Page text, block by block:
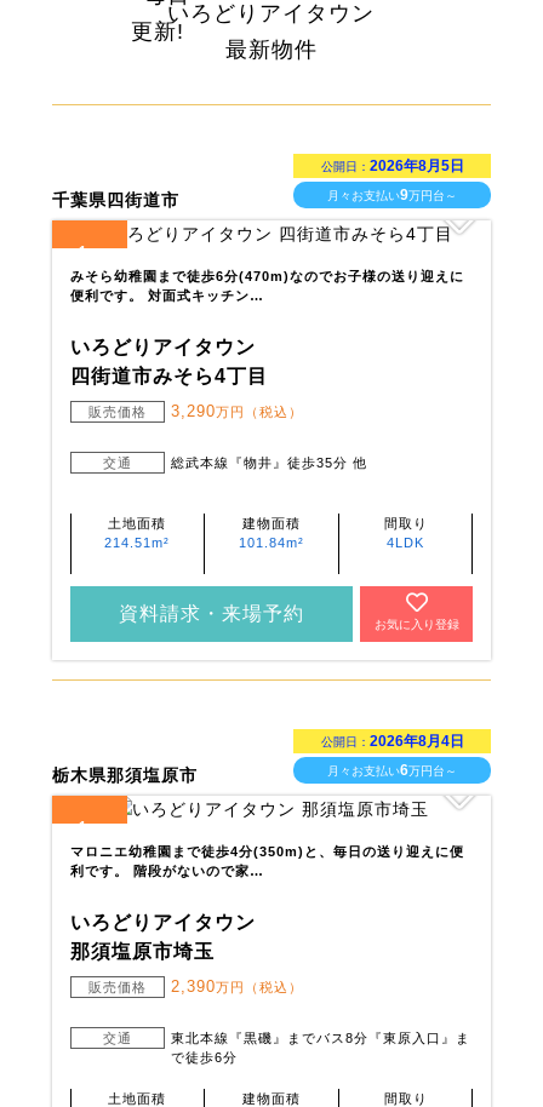
いろどりアイタウン
最新物件
千葉県四街道市
公開日： 2026年8月5日
月々お支払い9万円台～
1
みそら幼稚園まで徒歩6分(470m)なのでお子様の送り迎えに
便利です。 対面式キッチン…
いろどりアイタウン
四街道市みそら4丁目
販売価格 3,290万円（税込）
交通 総武本線『物井』徒歩35分 他
土地面積
214.51m²
建物面積
101.84m²
間取り
4LDK
資料請求・来場予約
お気に入り登録
栃木県那須塩原市
公開日： 2026年8月4日
月々お支払い6万円台～
1
マロニエ幼稚園まで徒歩4分(350m)と、毎日の送り迎えに便
利です。 階段がないので家…
いろどりアイタウン
那須塩原市埼玉
販売価格 2,390万円（税込）
交通
東北本線『黒磯』までバス8分『東原入口』ま
で徒歩6分
土地面積
建物面積
間取り